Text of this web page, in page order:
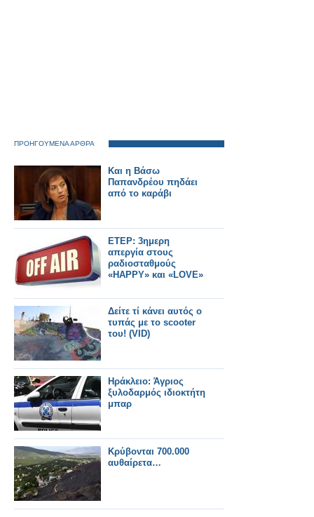
ΠΡΟΗΓΟΥΜΕΝΑ ΑΡΘΡΑ
Και η Βάσω
Παπανδρέου πηδάει
από το καράβι
ΕΤΕΡ: 3ημερη
απεργία στους
ραδιοσταθμούς
«HAPPY» και «LOVE»
Δείτε τί κάνει αυτός ο
τυπάς με το scooter
του! (VID)
Ηράκλειο: Άγριος
ξυλοδαρμός ιδιοκτήτη
μπαρ
Kρύβονται 700.000
αυθαίρετα…